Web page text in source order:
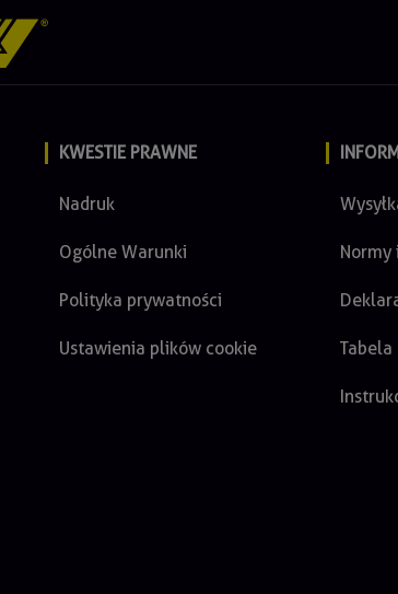
KWESTIE PRAWNE
Nadruk
Ogólne Warunki
Polityka prywatności
Ustawienia plików cookie
Normy